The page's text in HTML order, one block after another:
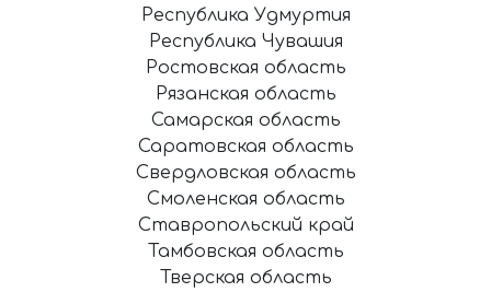
Республика Удмуртия
Республика Чувашия
Ростовская область
Рязанская область
Самарская область
Саратовская область
Свердловская область
Смоленская область
Ставропольский край
Тамбовская область
Тверская область